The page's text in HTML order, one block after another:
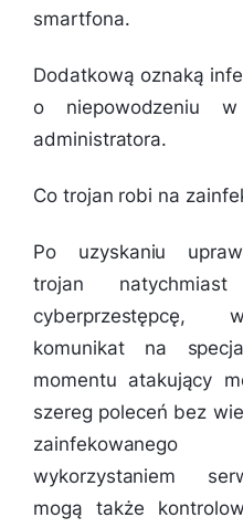
smartfona.
Dodatkową oznaką
o niepowodzeniu w
administratora.
Co trojan robi na
Po uzyskaniu
trojan
cyberprzestępcę,
komunikat na
momentu atakujący
szereg poleceń bez
wykorzystaniem
mogą także